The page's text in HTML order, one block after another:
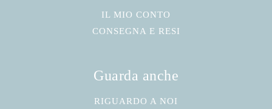
IL MIO CONTO
CONSEGNA E RESI
Guarda anche
RIGUARDO A NOI